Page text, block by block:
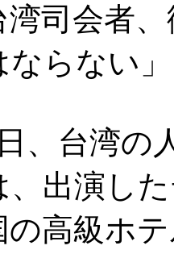
司会者
らない」
、台湾
、出演し
の高級ホ